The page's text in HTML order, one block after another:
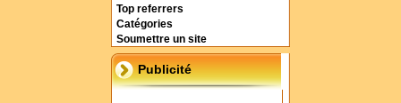
Top referrers
Catégories
Soumettre un site
Publicité